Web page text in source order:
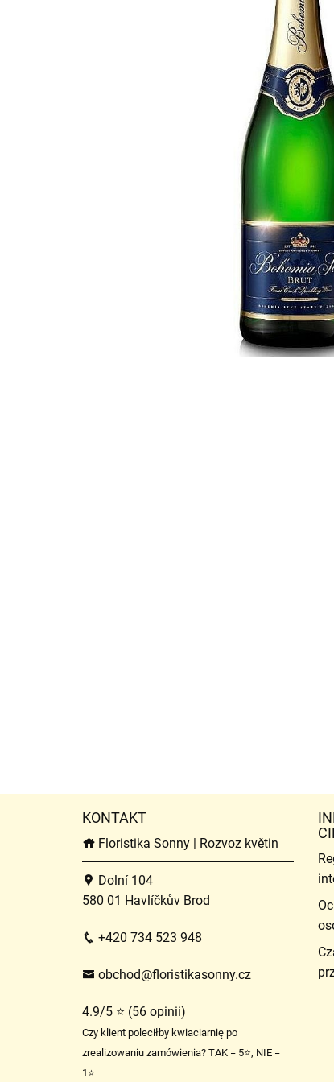
KONTAKT
Floristika Sonny | Rozvoz květin
Dolní 104
580 01 Havlíčkův Brod
+420 734 523 948
obchod@floristikasonny.cz
4.9/5 ⭐ (56 opinii)
Czy klient poleciłby kwiaciarnię po
zrealizowaniu zamówienia? TAK = 5⭐, NIE =
1⭐